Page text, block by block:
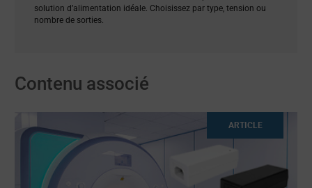
solution d’alimentation idéale. Choisissez par type, tension ou
nombre de sorties.
Contenu associé
ARTICLE